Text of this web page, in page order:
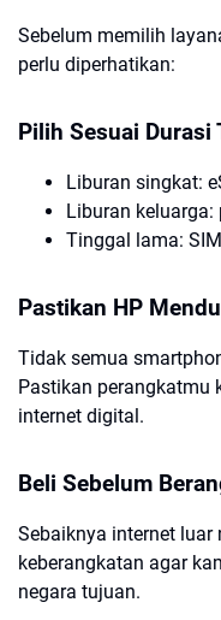
Sebelum memilih
perlu diperhatikan:
Pilih Sesuai Durasi
Liburan singkat:
Liburan keluarga:
Tinggal lama:
Pastikan HP
Tidak semua
Pastikan perangkatmu
internet digital.
Beli Sebelum
Sebaiknya internet luar
keberangkatan agar
negara tujuan.